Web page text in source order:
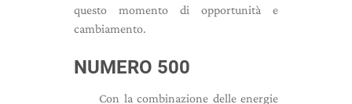
questo momento di opportunità e
cambiamento.
NUMERO 500
Con la combinazione delle energie